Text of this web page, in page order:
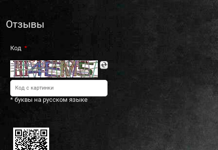
Отзывы
Код
* буквы на русском языке